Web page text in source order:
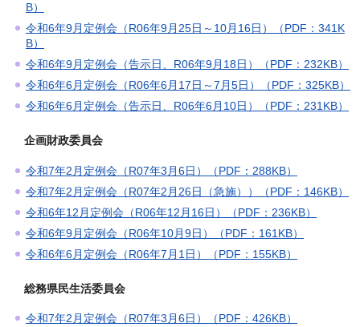
B）
令和6年9月定例会（R06年9月25日～10月16日）（PDF：341K
B）
令和6年9月定例会（告示日、R06年9月18日）（PDF：232KB）
令和6年6月定例会（R06年6月17日～7月5日）（PDF：325KB）
令和6年6月定例会（告示日、R06年6月10日）（PDF：231KB）
企画財政委員会
令和7年2月定例会（R07年3月6日）（PDF：288KB）
令和7年2月定例会（R07年2月26日（急施））（PDF：146KB）
令和6年12月定例会（R06年12月16日）（PDF：236KB）
令和6年9月定例会（R06年10月9日）（PDF：161KB）
令和6年6月定例会（R06年7月1日）（PDF：155KB）
総務県民生活委員会
令和7年2月定例会（R07年3月6日）（PDF：426KB）